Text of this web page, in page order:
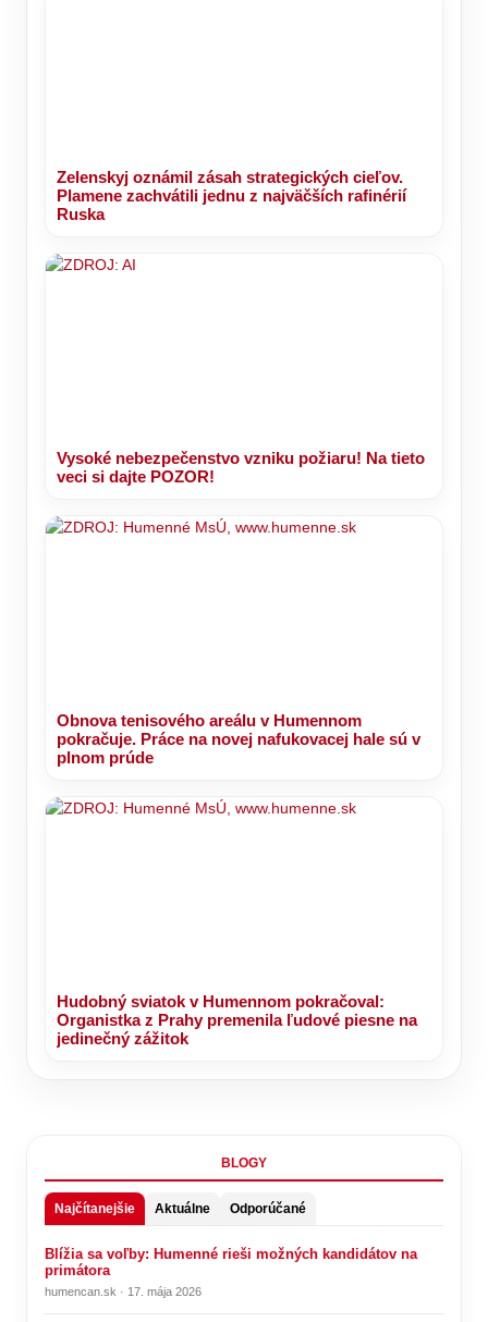
Zelenskyj oznámil zásah strategických cieľov.
Plamene zachvátili jednu z najväčších rafinérií
Ruska
Vysoké nebezpečenstvo vzniku požiaru! Na tieto
veci si dajte POZOR!
Obnova tenisového areálu v Humennom
pokračuje. Práce na novej nafukovacej hale sú v
plnom prúde
Hudobný sviatok v Humennom pokračoval:
Organistka z Prahy premenila ľudové piesne na
jedinečný zážitok
BLOGY
Najčítanejšie Aktuálne Odporúčané
Blížia sa voľby: Humenné rieši možných kandidátov na
primátora
humencan.sk · 17. mája 2026